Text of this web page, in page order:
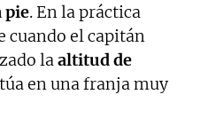
pie. En la práctica
cuando el capitán
laaltitud de
en una franja muy